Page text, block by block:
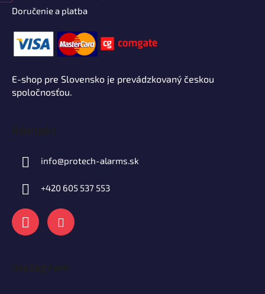
Doručenie a platba
E-shop pre Slovensko je prevádzkovaný českou
spoločnosťou.
Kontakt
info@protech-alarms.sk
+420 605 537 553
Instagram